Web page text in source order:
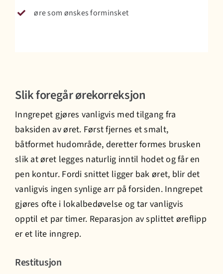
øre som ønskes forminsket
Slik foregår ørekorreksjon
Inngrepet gjøres vanligvis med tilgang fra
baksiden av øret. Først fjernes et smalt,
båtformet hudområde, deretter formes brusken
slik at øret legges naturlig inntil hodet og får en
pen kontur. Fordi snittet ligger bak øret, blir det
vanligvis ingen synlige arr på forsiden. Inngrepet
gjøres ofte i lokalbedøvelse og tar vanligvis
opptil et par timer. Reparasjon av splittet øreflipp
er et lite inngrep.
Restitusjon